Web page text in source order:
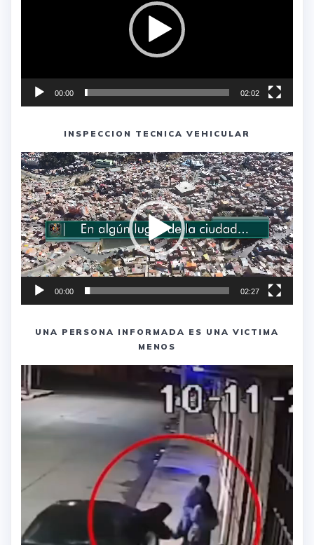
00:00 02:02
INSPECCION TECNICA VEHICULAR
Reproductor
de
vídeo
00:00 02:27
UNA PERSONA INFORMADA ES UNA VICTIMA
MENOS
Reproductor
de
vídeo